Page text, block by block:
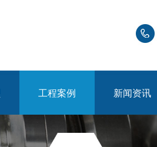
工程案例 新闻资讯